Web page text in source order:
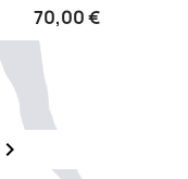
70,00 €
